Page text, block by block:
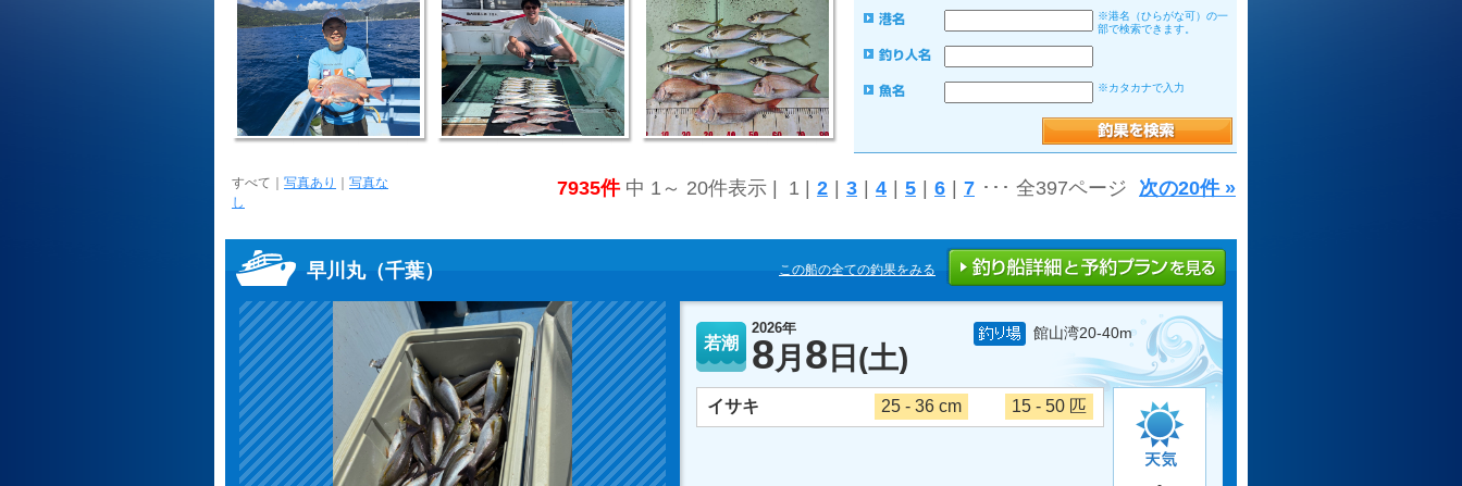
※港名（ひらがな可）の一
部で検索できます。
※カタカナで入力
すべて 写真あり
写真な
し
7935件中 1～ 20件表示 | 1 | 2 3 4 5 6 7 ･･･ 全397ページ 次の20件 »
早川丸（千葉） この船の全ての釣果をみる
若潮
2026年
8月 8 日 (土)
館山湾20-40m
イサキ 25 - 36 cm 15 - 50 匹